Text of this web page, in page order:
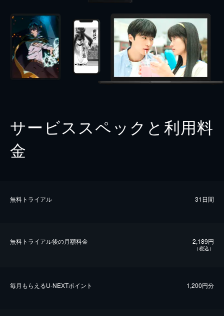
サービススペックと利用料
金
無料トライアル 31日間
無料トライアル後の⽉額料金 2,189円
（税込）
毎⽉もらえるU-NEXTポイント 1,200円分